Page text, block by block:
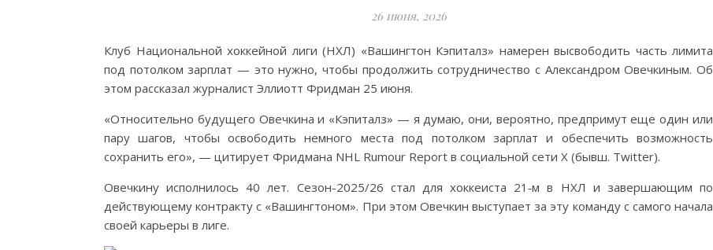
26 июня, 2026
Клуб Национальной хоккейной лиги (НХЛ) «Вашингтон Кэпиталз» намерен высвободить часть лимита
под потолком зарплат — это нужно, чтобы продолжить сотрудничество с Александром Овечкиным. Об
этом рассказал журналист Эллиотт Фридман 25 июня.
«Относительно будущего Овечкина и «Кэпиталз» — я думаю, они, вероятно, предпримут еще один или
пару шагов, чтобы освободить немного места под потолком зарплат и обеспечить возможность
сохранить его», — цитирует Фридмана NHL Rumour Report в социальной сети X (бывш. Twitter).
Овечкину исполнилось 40 лет. Сезон-2025/26 стал для хоккеиста 21‑м в НХЛ и завершающим по
действующему контракту с «Вашингтоном». При этом Овечкин выступает за эту команду с самого начала
своей карьеры в лиге.